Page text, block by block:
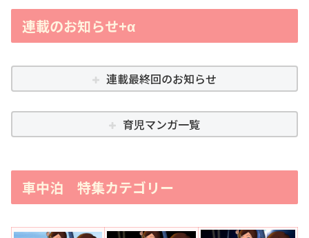
連載のお知らせ+α
連載最終回のお知らせ
育児マンガ一覧
車中泊 特集カテゴリー